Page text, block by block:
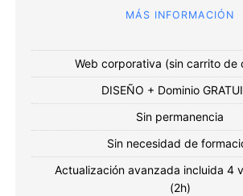
MÁS INFORMACIÓN
Web corporativa (sin carrito de
DISEÑO + Dominio
Sin permanencia
Sin necesidad de
Actualización avanzada incluida 4
(2h)